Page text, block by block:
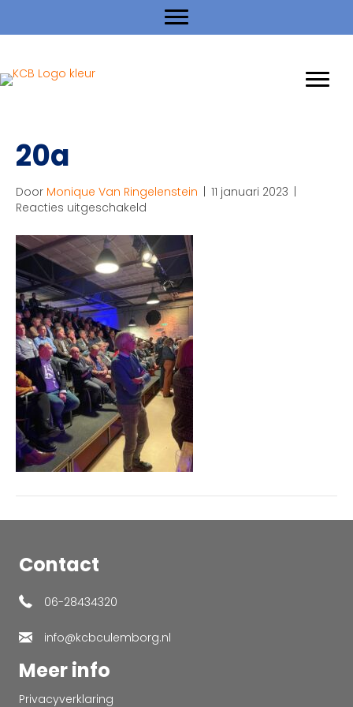
20a
Door Monique Van Ringelenstein 11 januari 2023
Reacties uitgeschakeld
Contact
06-28434320
info@kcbculemborg.nl
Meer info
Privacyverklaring